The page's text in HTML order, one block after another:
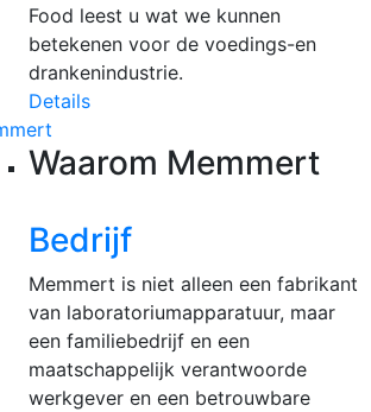
Food leest u wat we kunnen
betekenen voor de voedings-en
drankenindustrie.
Details
Waarom Memmert
Bedrijf
Memmert is niet alleen een fabrikant
van laboratoriumapparatuur, maar
een familiebedrijf en een
maatschappelijk verantwoorde
werkgever en een betrouwbare